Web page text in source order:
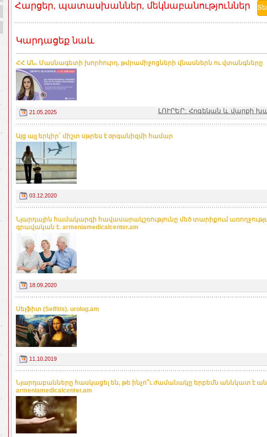
Հարցեր, պատասխաններ, մեկնաբանություններ
Կարդացեք նաև
ՀՀ ԱՆ. Մասնագետի խորհուրդ. թմրամիջոցների վնասներն ու վտանգները
21.05.2025 ԼՈՒՐԵՐ: Հոգեկան և վարքի
Այց այլ երկիր` միշտ սթրես է օրգանիզմի համար
03.12.2020
Նյարդային համակարգի հավասարակշռությունը մեծ տարիքում
գրավական է. armeniamedicalcenter.am
18.09.2020
Սելֆիտ (Selfitis). urolog.am
11.10.2019
Նյարդաբանները հասկացել են, թե ինչո՞ւ ժամանակը երբեմն աննկատ է
armeniamedicalcenter.am